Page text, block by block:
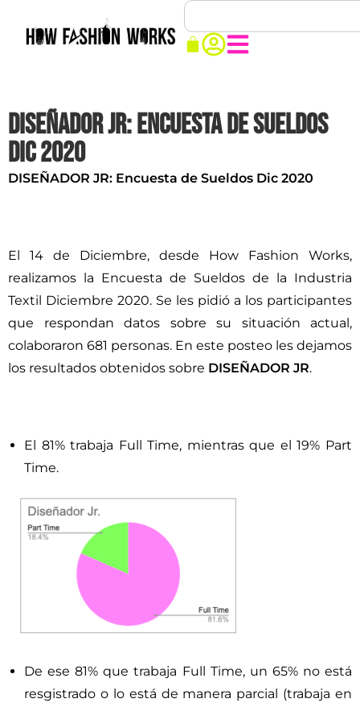
Diseñador JR: Encuesta de Sueldos
Dic 2020
DISEÑADOR JR: Encuesta de Sueldos Dic 2020
El 14 de Diciembre, desde How Fashion Works,
realizamos la Encuesta de Sueldos de la Industria
Textil Diciembre 2020. Se les pidió a los participantes
que respondan datos sobre su situación actual,
colaboraron 681 personas. En este posteo les dejamos
los resultados obtenidos sobre DISEÑADOR JR.
El 81% trabaja Full Time, mientras que el 19% Part
Time.
De ese 81% que trabaja Full Time, un 65% no está
resgistrado o lo está de manera parcial (trabaja en